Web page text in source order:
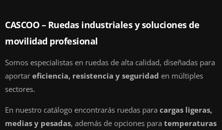
CASCOO – Ruedas industriales y soluciones de
movilidad profesional
Somos especialistas en ruedas de alta calidad, diseñadas para
aportar eficiencia, resistencia y seguridad en múltiples
sectores.
En nuestro catálogo encontrarás ruedas para cargas ligeras,
medias y pesadas, además de opciones para temperaturas